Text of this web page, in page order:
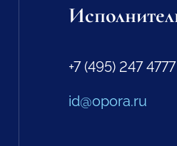
+7 (495) 247 4777
id@opora.ru